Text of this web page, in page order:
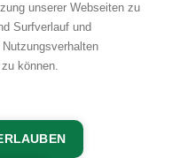
unserer Webseiten zu
Surfverlauf und
können.